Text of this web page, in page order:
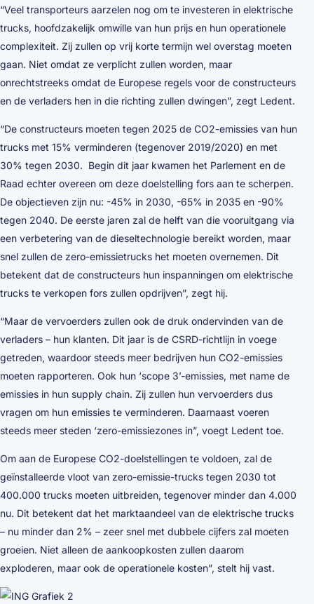
“Veel transporteurs aarzelen nog om te investeren in elektrische
trucks, hoofdzakelijk omwille van hun prijs en hun operationele
complexiteit. Zij zullen op vrij korte termijn wel overstag moeten
gaan. Niet omdat ze verplicht zullen worden, maar
onrechtstreeks omdat de Europese regels voor de constructeurs
en de verladers hen in die richting zullen dwingen”, zegt Ledent.
“De constructeurs moeten tegen 2025 de CO2-emissies van hun
trucks met 15% verminderen (tegenover 2019/2020) en met
30% tegen 2030. Begin dit jaar kwamen het Parlement en de
Raad echter overeen om deze doelstelling fors aan te scherpen.
De objectieven zijn nu: -45% in 2030, -65% in 2035 en -90%
tegen 2040. De eerste jaren zal de helft van die vooruitgang via
een verbetering van de dieseltechnologie bereikt worden, maar
snel zullen de zero-emissietrucks het moeten overnemen. Dit
betekent dat de constructeurs hun inspanningen om elektrische
trucks te verkopen fors zullen opdrijven”, zegt hij.
“Maar de vervoerders zullen ook de druk ondervinden van de
verladers – hun klanten. Dit jaar is de CSRD-richtlijn in voege
getreden, waardoor steeds meer bedrijven hun CO2-emissies
moeten rapporteren. Ook hun ‘scope 3’-emissies, met name de
emissies in hun supply chain. Zij zullen hun vervoerders dus
vragen om hun emissies te verminderen. Daarnaast voeren
steeds meer steden ‘zero-emissiezones in”, voegt Ledent toe.
Om aan de Europese CO2-doelstellingen te voldoen, zal de
geïnstalleerde vloot van zero-emissie-trucks tegen 2030 tot
400.000 trucks moeten uitbreiden, tegenover minder dan 4.000
nu. Dit betekent dat het marktaandeel van de elektrische trucks
– nu minder dan 2% – zeer snel met dubbele cijfers zal moeten
groeien. Niet alleen de aankoopkosten zullen daarom
exploderen, maar ook de operationele kosten”, stelt hij vast.